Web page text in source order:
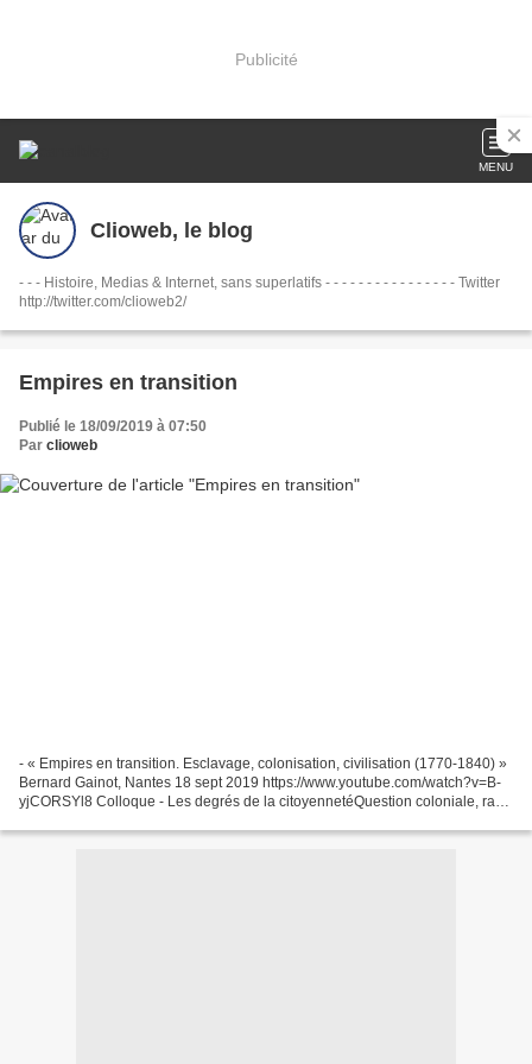
Publicité
MENU
Clioweb, le blog
- - - Histoire, Medias & Internet, sans superlatifs - - - - - - - - - - - - - - - - Twitter
http://twitter.com/clioweb2/
Empires en transition
Publié le 18/09/2019 à 07:50
Par clioweb
- « Empires en transition. Esclavage, colonisation, civilisation (1770-1840) »
Bernard Gainot, Nantes 18 sept 2019 https://www.youtube.com/watch?v=B-
yjCORSYl8 Colloque - Les degrés de la citoyennetéQuestion coloniale, race